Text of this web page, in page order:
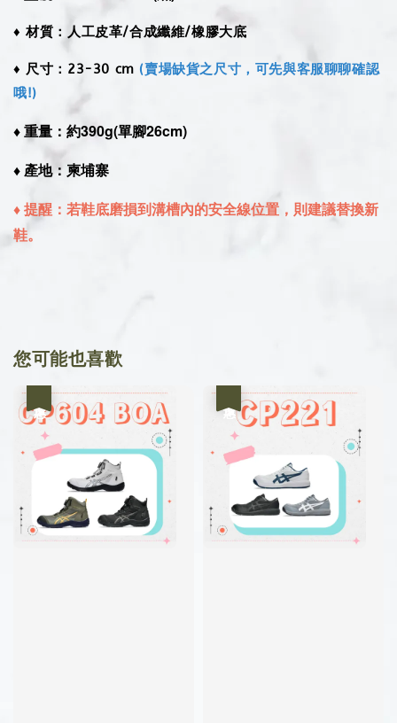
♦︎ 材質：人工皮革/合成纖維/橡膠大底
♦︎ 尺寸：23-30 cm (賣場缺貨之尺寸，可先與客服聊聊確認
哦!)
♦︎ 重量：約390g(單腳26cm)
♦︎ 產地：柬埔寨
♦︎ 提醒：若鞋底磨損到溝槽內的安全線位置，則建議替換新
鞋。
您可能也喜歡